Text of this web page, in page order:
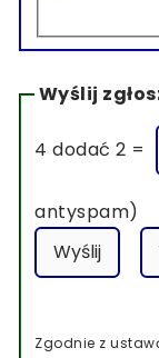
Wyślij
4 dodać 2 =
antyspam)
Zgodnie z